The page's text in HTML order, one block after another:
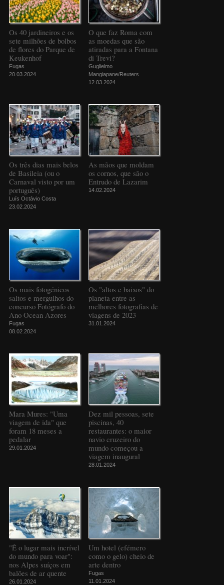
Os 40 jardineiros e os
sete milhões de bolbos
de flores do Parque de
Keukenhof
Fugas
20.03.2024
O que faz Roma com
as moedas que são
atiradas para a Fontana
di Trevi?
Guglielmo
Mangiapane/Reuters
12.03.2024
Os três dias mais belos
de Basileia (ou o
Carnaval visto por um
português)
Luís Octávio Costa
23.02.2024
As mãos que moldam
os cornos, que são o
Entrudo de Lazarim
14.02.2024
Os mais fotogénicos
saltos e mergulhos do
concurso Fotógrafo do
Ano Ocean Azores
Fugas
08.02.2024
Os "altos e baixos" do
planeta entre as
melhores fotografias de
viagens de 2023
31.01.2024
Mara Mures: "Uma
viagem de ida" que
foram 18 meses a
pedalar
29.01.2024
Dez mil pessoas, sete
piscinas, 40
restaurantes: o maior
navio cruzeiro do
mundo começou a
viagem inaugural
28.01.2024
"É o lugar mais incrível
do mundo para voar":
nos Alpes suíços em
balões de ar quente
26.01.2024
Um hotel (efémero
como o gelo) cheio de
arte dentro
Fugas
11.01.2024